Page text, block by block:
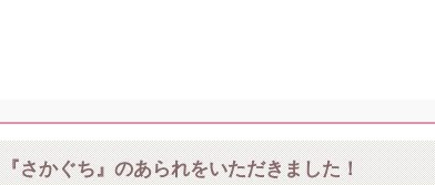
『さかぐち』のあられをいただきました！